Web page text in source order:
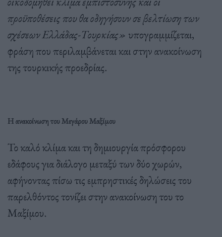
προϋποθέσεις που θα οδηγήσουν σε βελτίωση των
σχέσεων Ελλάδας-Τουρκίας» υπογραμμίζεται,
φράση που περιλαμβάνεται και στην ανακοίνωση
της τουρκικής προεδρίας.
Η ανακοίνωση του Μεγάρου Μαξίμου
Το καλό κλίμα και τη δημιουργία πρόσφορου
εδάφους για διάλογο μεταξύ των δύο χωρών,
αφήνοντας πίσω τις εμπρηστικές δηλώσεις του
παρελθόντος τονίζει στην ανακοίνωση του το
Μαξίμου.